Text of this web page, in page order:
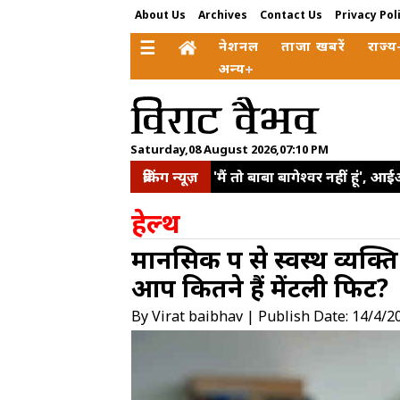
About Us Archives Contact Us Privacy
☰ नेशनल ताजा खबरें राज्य
अन्य
Saturday,08 August 2026,07:10 PM
ब्रेकिंग न्यूज़ 'मैं तो बाबा बागेश्वर नहीं हूं',
राहुल गांधी को
परियोजनाओं के लिए 2 अरब
बोले-यात्रियों की सुरक्षा और
का किया ऐलान
यूक्रेन
हेल्थ
मानसिक रूप से स्वस्थ
आप कितने हैं मेंटली फिट?
By Virat baibhav | Publish Date: 14/4/